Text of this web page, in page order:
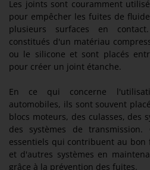
Les joints sont couramment
pour empêcher les fuites de
plusieurs surfaces en
constitués d'un matériau
ou le silicone et sont placés
pour créer un joint étanche.
En ce qui concerne
automobiles, ils sont souvent
blocs moteurs, des culasses, des
des systèmes de transmission.
essentiels qui contribuent au
et d'autres systèmes en
grâce à la prévention des fuites.